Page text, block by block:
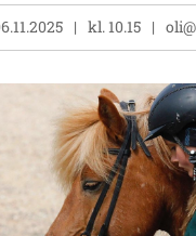
kl. 10.15